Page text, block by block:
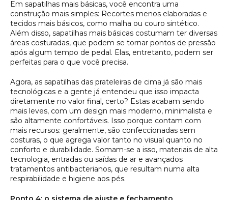
Em sapatilhas mais básicas, você encontra uma
construção mais simples: Recortes menos elaboradas e
tecidos mais básicos, como malha ou couro sintético.
Além disso, sapatilhas mais básicas costumam ter diversas
áreas costuradas, que podem se tornar pontos de pressão
após algum tempo de pedal. Elas, entretanto, podem ser
perfeitas para o que você precisa.
Agora, as sapatilhas das prateleiras de cima já são mais
tecnológicas e a gente já entendeu que isso impacta
diretamente no valor final, certo? Estas acabam sendo
mais leves, com um design mais moderno, minimalista e
são altamente confortáveis. Isso porque contam com
mais recursos: geralmente, são confeccionadas sem
costuras, o que agrega valor tanto no visual quanto no
conforto e durabilidade. Somam-se a isso, materiais de alta
tecnologia, entradas ou saídas de ar e avançados
tratamentos antibacterianos, que resultam numa alta
respirabilidade e higiene aos pés.